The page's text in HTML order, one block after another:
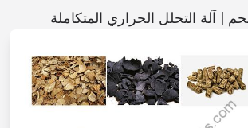
| آلة التحلل الحراري المتكاملة